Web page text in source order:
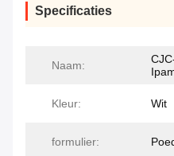
Specificaties
Naam:
Kleur: Wit
formulier: